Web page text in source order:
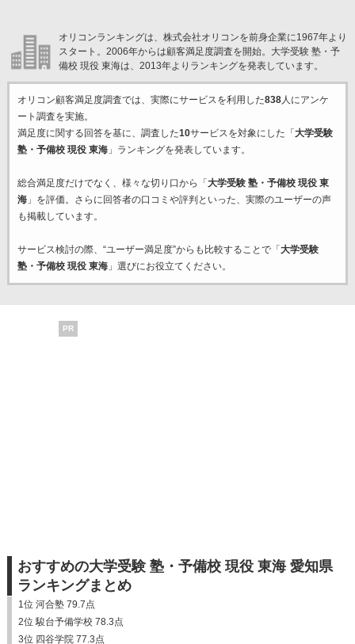
オリコンランキングは、株式会社オリコンを前身企業に1967年より
スタート。2006年からは顧客満足度調査を開始。大学受験 塾・予
備校 現役 東海は、2013年よりランキングを発表しています。
オリコン顧客満足度調査では、実際にサービスを利用した838人にアンケ
ート調査を実施。
満足度に関する回答を基に、調査した10サービスを対象にした「 大学受験
塾・予備校 現役 東海」ランキングを発表しています。
総合満足度だけでなく、様々な切り口から「 大学受験 塾・予備校 現役 東
海」を評価。さらに回答者の口コミや評判といった、実際のユーザーの声
も掲載しています。
サービス検討の際、“ユーザー満足度”からも比較することで「 大学受験
塾・予備校 現役 東海」選びにお役立てください。
PR
おすすめの大学受験 塾・予備校 現役 東海 愛知県
ランキングまとめ
1位 河合塾 79.7点
2位 駿台予備学校 78.3点
3位 四谷学院 77.3点